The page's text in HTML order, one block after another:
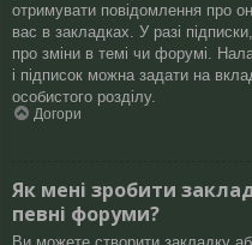
отримувати повідомлення про
вас в закладках. У разі
про зміни в темі чи форумі.
і підписок можна задати на
особистого розділу.
Догори
Як мені зробити
певні форуми?